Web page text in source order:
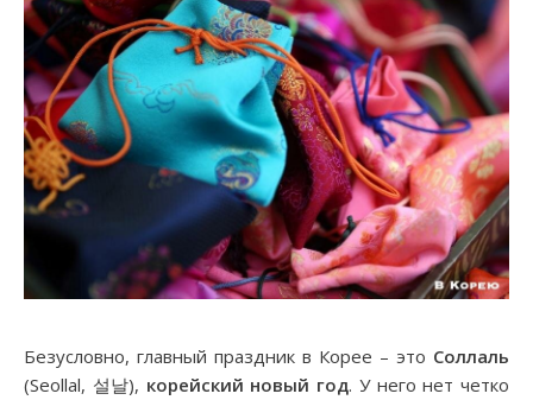
Безусловно, главный праздник в Корее – это Соллаль
(Seollal, 설날), корейский новый год. У него нет четко